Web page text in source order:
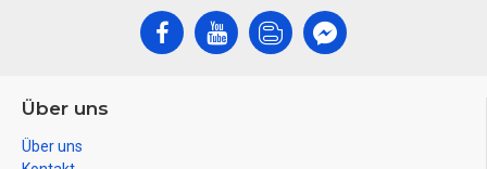
Über uns
Über uns